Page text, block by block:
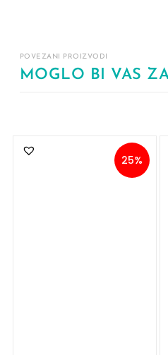
POVEZANI PROIZVODI
MOGLO BI VAS
25%